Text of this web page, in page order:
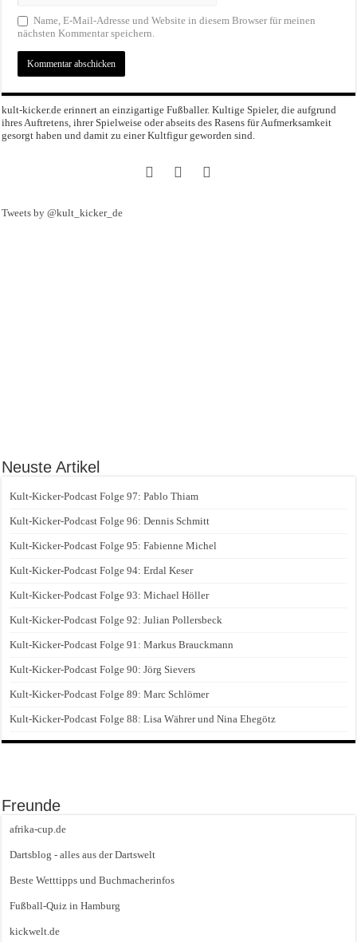
Name, E-Mail-Adresse und Website in diesem Browser für meinen
nächsten Kommentar speichern.
kult-kicker.de erinnert an einzigartige Fußballer. Kultige Spieler, die aufgrund
ihres Auftretens, ihrer Spielweise oder abseits des Rasens für Aufmerksamkeit
gesorgt haben und damit zu einer Kultfigur geworden sind.
Tweets by @kult_kicker_de
Neuste Artikel
Kult-Kicker-Podcast Folge 97: Pablo Thiam
Kult-Kicker-Podcast Folge 96: Dennis Schmitt
Kult-Kicker-Podcast Folge 95: Fabienne Michel
Kult-Kicker-Podcast Folge 94: Erdal Keser
Kult-Kicker-Podcast Folge 93: Michael Höller
Kult-Kicker-Podcast Folge 92: Julian Pollersbeck
Kult-Kicker-Podcast Folge 91: Markus Brauckmann
Kult-Kicker-Podcast Folge 90: Jörg Sievers
Kult-Kicker-Podcast Folge 89: Marc Schlömer
Kult-Kicker-Podcast Folge 88: Lisa Währer und Nina Ehegötz
Freunde
afrika-cup.de
Dartsblog - alles aus der Dartswelt
Beste Wetttipps und Buchmacherinfos
Fußball-Quiz in Hamburg
kickwelt.de